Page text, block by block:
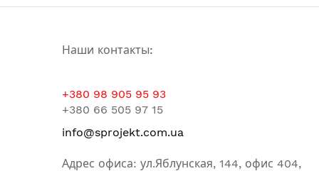
Наши контакты:
+380 98 905 95 93
+380 66 505 97 15
info@sprojekt.com.ua
Адрес офиса: ул.Яблунская, 144, офис 404,